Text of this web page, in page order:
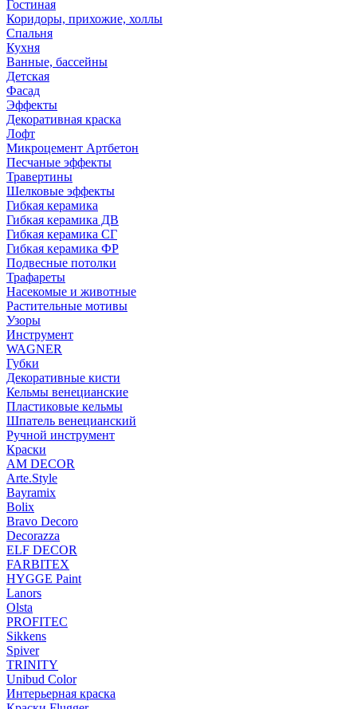
Гостиная
Коридоры, прихожие, холлы
Спальня
Кухня
Ванные, бассейны
Детская
Фасад
Эффекты
Декоративная краска
Лофт
Микроцемент Артбетон
Песчаные эффекты
Травертины
Шелковые эффекты
Гибкая керамика
Гибкая керамика ДВ
Гибкая керамика СГ
Гибкая керамика ФР
Подвесные потолки
Трафареты
Насекомые и животные
Растительные мотивы
Узоры
Инструмент
WAGNER
Губки
Декоративные кисти
Кельмы венецианские
Пластиковые кельмы
Шпатель венецианский
Ручной инструмент
Краски
AM DECOR
Arte.Style
Bayramix
Bolix
Bravo Decoro
Decorazza
ELF DECOR
FARBITEX
HYGGE Paint
Lanors
Olsta
PROFITEC
Sikkens
Spiver
TRINITY
Unibud Color
Интерьерная краска